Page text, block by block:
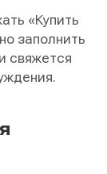
«Купить
заполнить
свяжется